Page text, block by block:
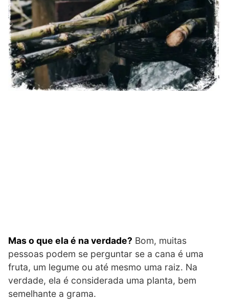
Mas o que ela é na verdade? Bom, muitas
pessoas podem se perguntar se a cana é uma
fruta, um legume ou até mesmo uma raiz. Na
verdade, ela é considerada uma planta, bem
semelhante a grama.